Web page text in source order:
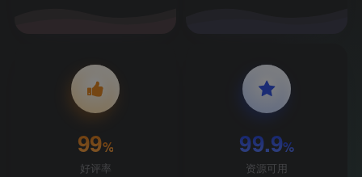
99%
好评率
99.9%
资源可用